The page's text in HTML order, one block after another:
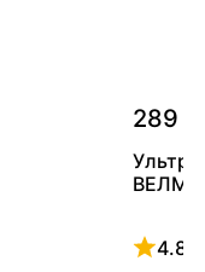
289
4.8